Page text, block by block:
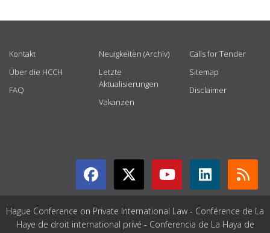
Kontakt
Über die HCCH
FAQ
Neuigkeiten (Archiv)
Letzte
Aktualisierungen
Vakanzen
Calls for Tender
Sitemap
Disclaimer
Hague Conference on Private International Law - Conférence de La
Haye de droit international privé - Conferencia de La Haya de